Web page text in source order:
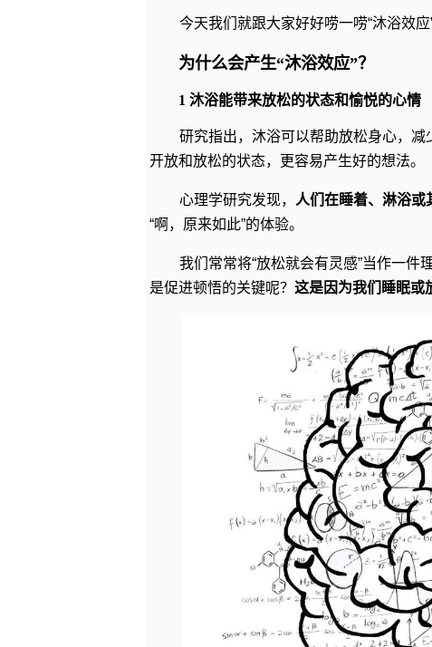
今天我们就跟大家好好唠一唠“沐浴效
为什么会产生“沐浴效应”？
1 沐浴能带来放松的状态和愉悦的心情
研究指出，沐浴可以帮助放松身心，
开放和放松的状态，更容易产生好的想法。
心理学研究发现， 人们在睡着、淋浴或
“啊，原来如此”的体验。
我们常常将“放松就会有灵感”当作一件
是促进顿悟的关键呢？ 这是因为我们睡眠或